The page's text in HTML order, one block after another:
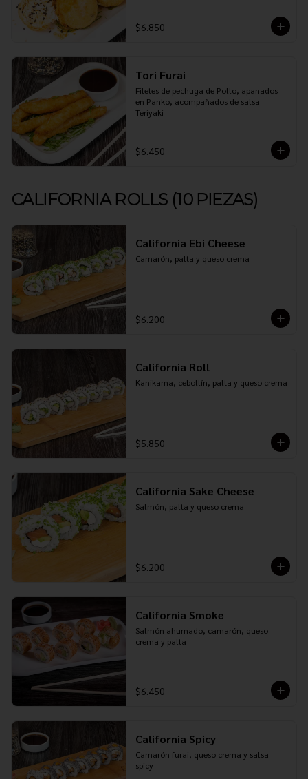
$6.850
Tori Furai
Filetes de pechuga de Pollo, apanados
en Panko, acompañados de salsa
Teriyaki
$6.450
CALIFORNIA ROLLS (10 PIEZAS)
California Ebi Cheese
Camarón, palta y queso crema
$6.200
California Roll
Kanikama, cebollín, palta y queso crema
$5.850
California Sake Cheese
Salmón, palta y queso crema
$6.200
California Smoke
Salmón ahumado, camarón, queso
crema y palta
$6.450
California Spicy
Camarón furai, queso crema y salsa
spicy